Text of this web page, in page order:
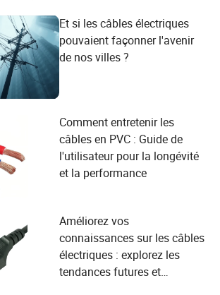
Et si les câbles électriques
pouvaient façonner l'avenir
de nos villes ?
Comment entretenir les
câbles en PVC : Guide de
l'utilisateur pour la longévité
et la performance
Améliorez vos
connaissances sur les câbles
électriques : explorez les
tendances futures et